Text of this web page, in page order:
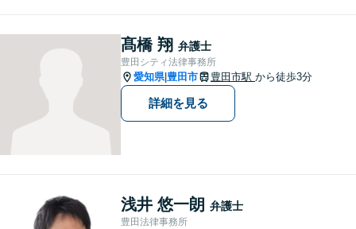
続問題／刑事事件／企業法務
など幅広く対応。どうぞお気
軽にご相談ください。
髙橋 翔 弁護士
豊田シティ法律事務所
愛知県| 豊田市 豊田市駅 から徒歩3分
詳細を見る
浅井 悠一朗 弁護士
豊田法律事務所